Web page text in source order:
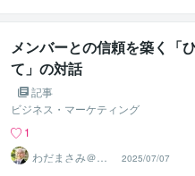
メンバーとの信頼を築く「
て」の対話
記事
ビジネス・マーケティング
1
わだまさみ＠経
営カウンセラー
2025/07/07